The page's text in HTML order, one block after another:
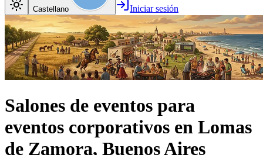
Castellano Iniciar sesión
Salones de eventos para
eventos corporativos en Lomas
de Zamora, Buenos Aires